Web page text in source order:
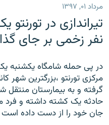
مرداد ۰۱, ۱۳۹۷
نفر زخمی بر جای
در پی حمله شامگاه یکشنبه
گرفته و به بیمارستان
حادثه یک کشته داشته و فرد
جان خود را از دست داده